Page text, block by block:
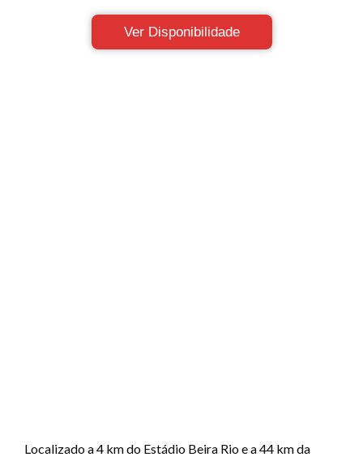
Ver Disponibilidade
Localizado a 4 km do Estádio Beira Rio e a 44 km da